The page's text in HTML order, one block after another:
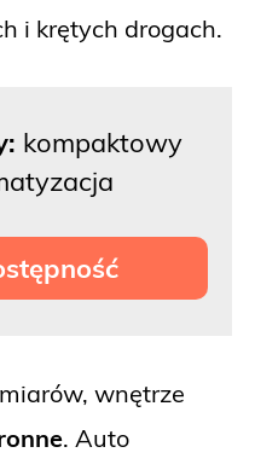
i krętych drogach.
kompaktowy
wnętrze
. Auto